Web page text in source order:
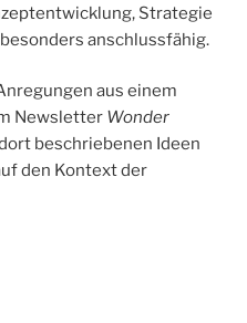
Strategie
anschlussfähig.
aus einem
Newsletter Wonder
beschriebenen Ideen
den Kontext der